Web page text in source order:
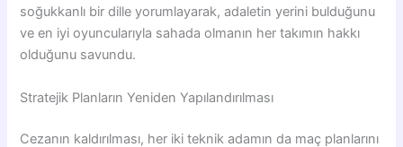
soğukkanlı bir dille yorumlayarak, adaletin yerini bulduğunu
ve en iyi oyuncularıyla sahada olmanın her takımın hakkı
olduğunu savundu.
Stratejik Planların Yeniden Yapılandırılması
Cezanın kaldırılması, her iki teknik adamın da maç planlarını